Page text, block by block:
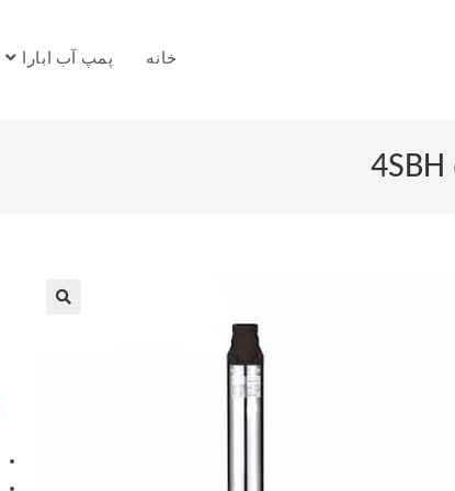
خانه پمپ آب ابارا